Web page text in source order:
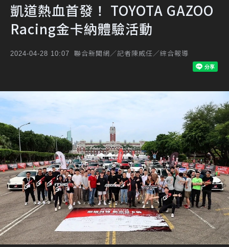
凱道熱血首發！ TOYOTA GAZOO
Racing金卡納體驗活動
2024-04-28 10:07 聯合新聞網／記者陳威任／綜合報導